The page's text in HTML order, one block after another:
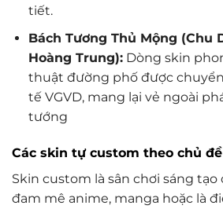
tiết.
Bách Tương Thủ Mộng (Chu
Hoàng Trung):Dòng skin
thuật đường phố được
tế VGVD, mang lại vẻ ngoài
tướng
Các skin tự custom theo chủ đề
Skin custom là sân chơi sáng
đam mê anime, manga hoặc là